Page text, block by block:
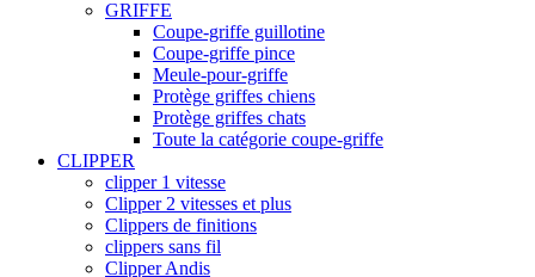
GRIFFE
Coupe-griffe guillotine
Coupe-griffe pince
Meule-pour-griffe
Protège griffes chiens
Protège griffes chats
Toute la catégorie coupe-griffe
CLIPPER
clipper 1 vitesse
Clipper 2 vitesses et plus
Clippers de finitions
clippers sans fil
Clipper Andis